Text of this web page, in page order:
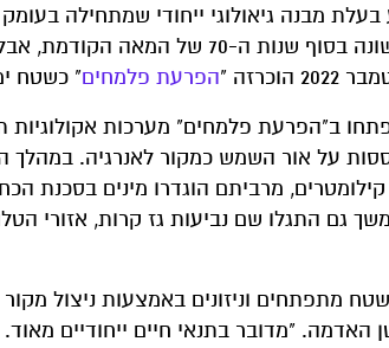
"
הפרעת פלמחים" כשטח
ב"הפרעת פלמחים" מערכות אקולוגיות תת-
על אור השמש כמקור לאנרגיה. במהלך
מרביתם הוגדרו מינים בסכנת
גם התגלו שם נביעות גז קרות, אזורי
מתפתחים וניזונים באמצעות ניצול
"מדובר בתנאי חיים ייחודיים